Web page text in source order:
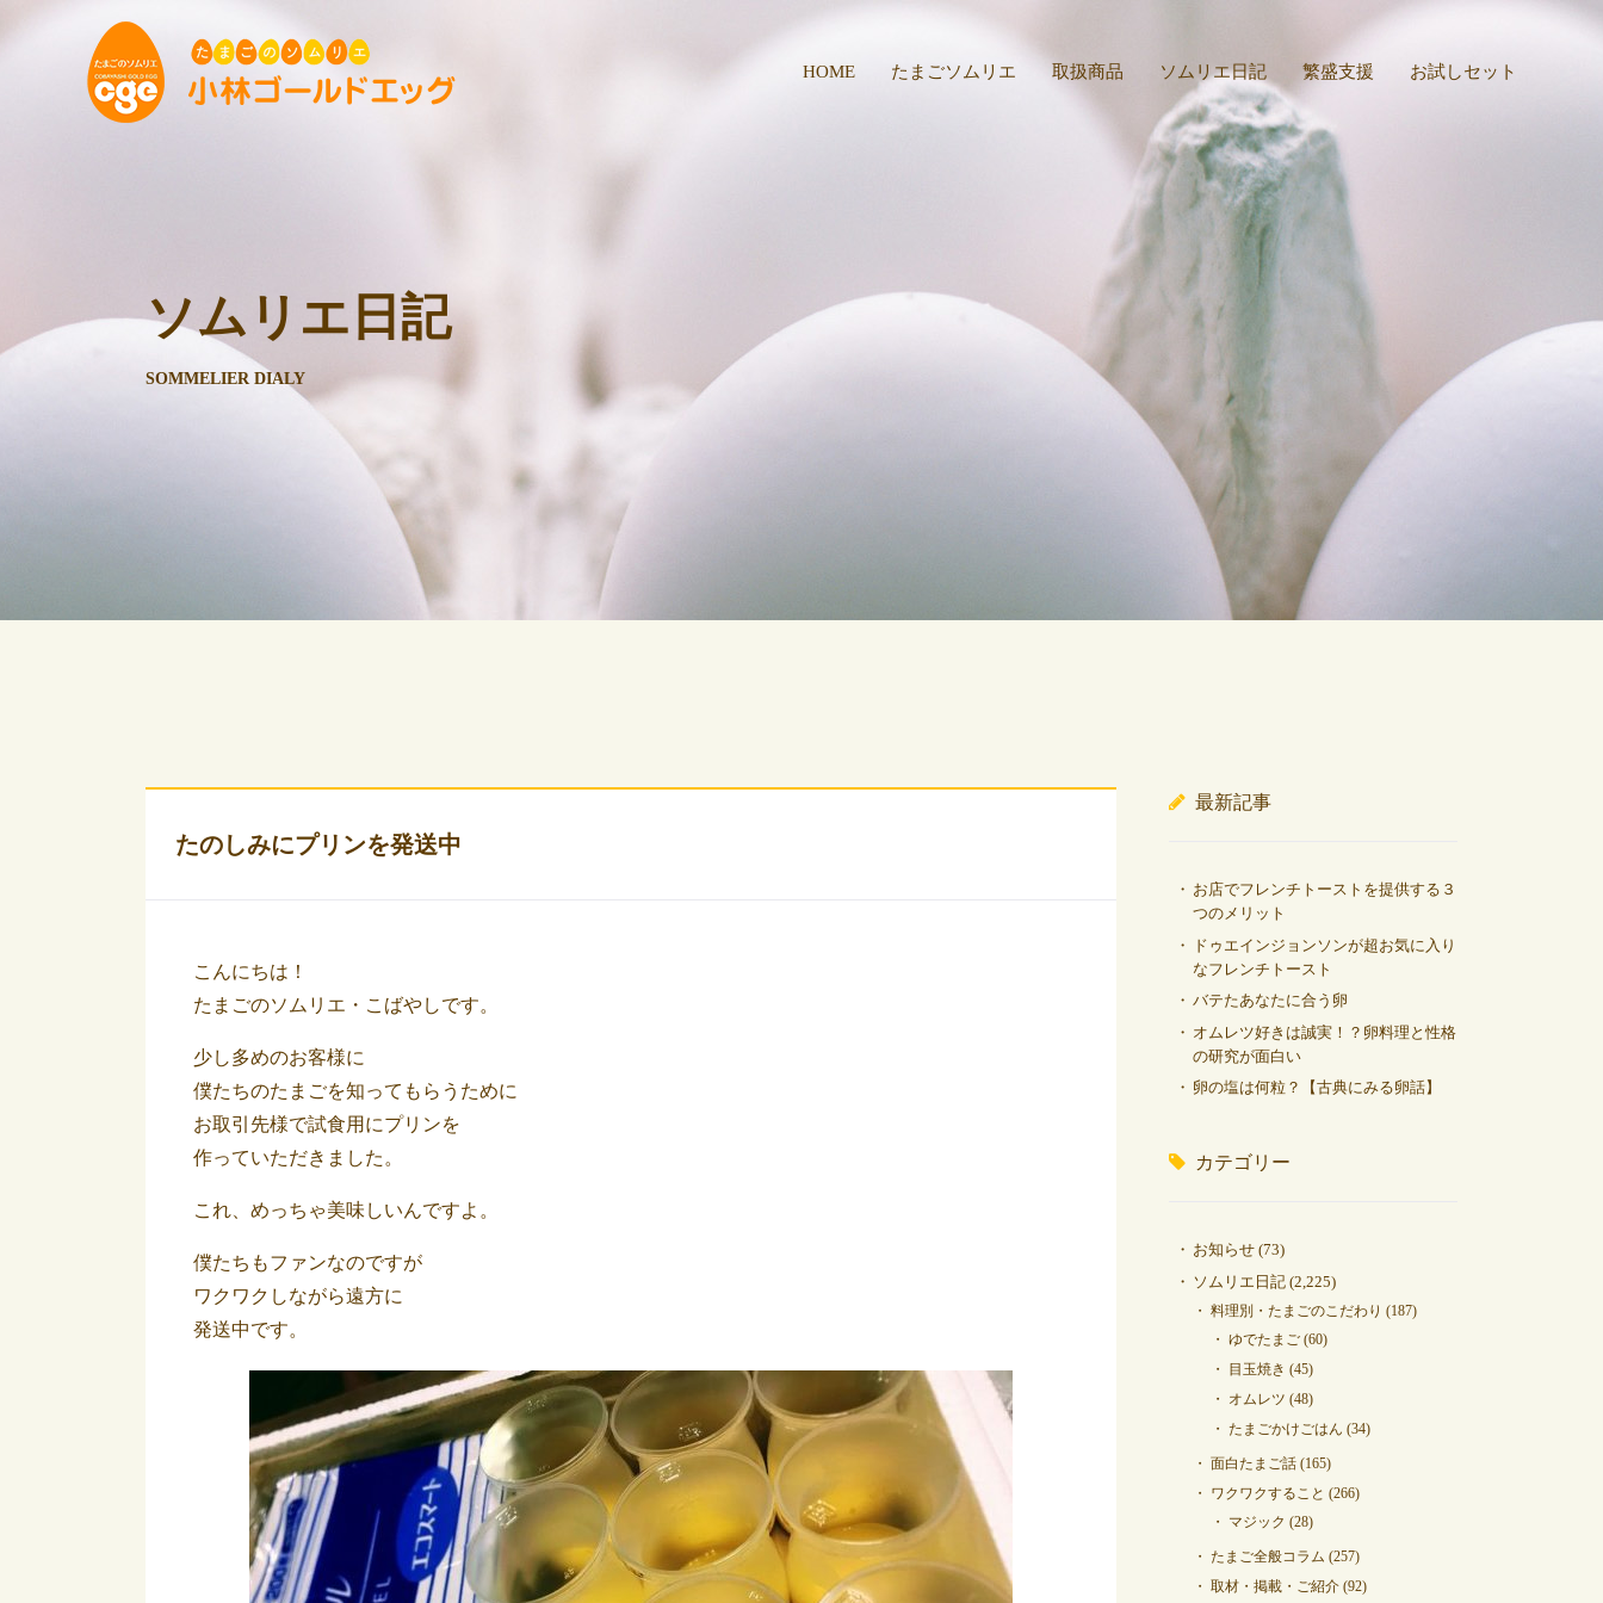
HOME たまごソムリエ 取扱商品 ソムリエ日記 繁盛支援 お試しセット
ソムリエ日記
SOMMELIER DIALY
たのしみにプリンを発送中
こんにちは！
たまごのソムリエ・こばやしです。
少し多めのお客様に
僕たちのたまごを知ってもらうために
お取引先様で試食用にプリンを
作っていただきました。
これ、めっちゃ美味しいんですよ。
僕たちもファンなのですが
ワクワクしながら遠方に
発送中です。
最新記事
お店でフレンチトーストを提供する３
つのメリット
ドゥエインジョンソンが超お気に入り
なフレンチトースト
バテたあなたに合う卵
オムレツ好きは誠実！？卵料理と性格
の研究が面白い
卵の塩は何粒？【古典にみる卵話】
カテゴリー
お知らせ (73)
ソムリエ日記 (2,225)
料理別・たまごのこだわり (187)
ゆでたまご (60)
目玉焼き (45)
オムレツ (48)
たまごかけごはん (34)
面白たまご話 (165)
ワクワクすること (266)
マジック (28)
たまご全般コラム (257)
取材・掲載・ご紹介 (92)